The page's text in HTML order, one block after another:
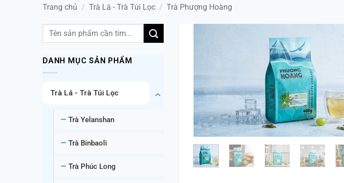
Trang chủ / Trà Lá - Trà Túi Lọc / Trà Phượng Hoàng
Tìm
DANH MỤC SẢN PHẨM
Trà Lá - Trà Túi Lọc
Trà Yelanshan
Trà Binbaoli
Trà Phúc Long